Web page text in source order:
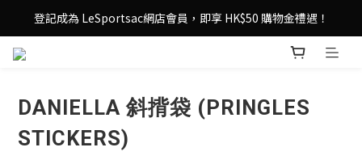
登記成為 LeSportsac網店會員，即享 HK$50 購物金禮遇！
登記成為 LeSportsac網店會員，即享 HK$50 購物金禮遇！
滿 $800尊享港澳免費送貨，購物從此更輕鬆自在！
DANIELLA 斜揹袋 (PRINGLES
STICKERS)